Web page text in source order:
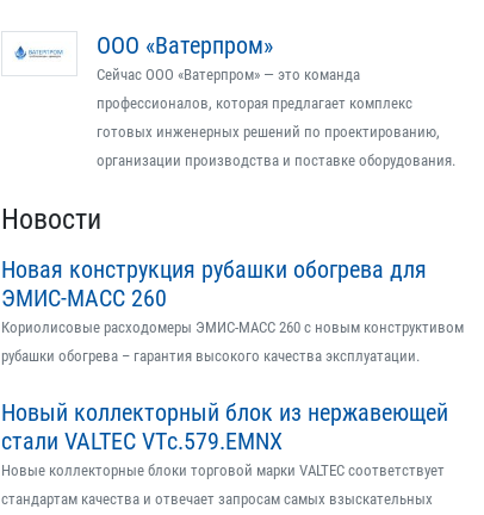
ООО «Ватерпром»
Сейчас ООО «Ватерпром» — это команда
профессионалов, которая предлагает комплекс
готовых инженерных решений по проектированию,
организации производства и поставке оборудования.
Новости
Новая конструкция рубашки обогрева для
ЭМИС-МАСС 260
Кориолисовые расходомеры ЭМИС-МАСС 260 с новым конструктивом
рубашки обогрева – гарантия высокого качества эксплуатации.
Новый коллекторный блок из нержавеющей
стали VALTEC VTс.579.EMNX
Новые коллекторные блоки торговой марки VALTEC соответствует
стандартам качества и отвечает запросам самых взыскательных